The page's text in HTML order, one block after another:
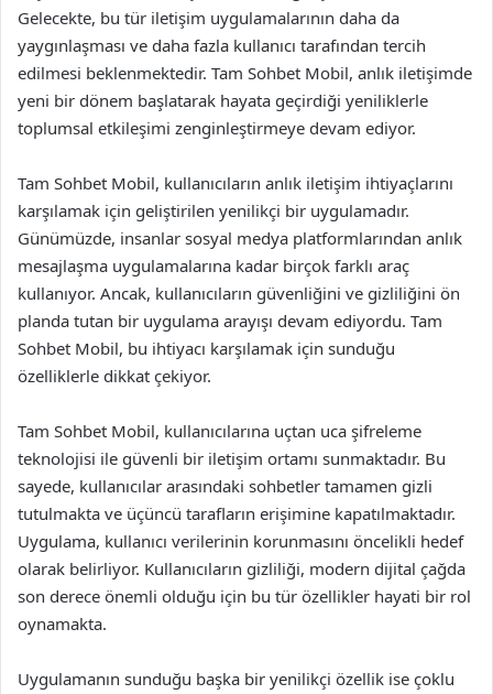
Gelecekte, bu tür iletişim uygulamalarının daha da
yaygınlaşması ve daha fazla kullanıcı tarafından tercih
edilmesi beklenmektedir. Tam Sohbet Mobil, anlık iletişimde
yeni bir dönem başlatarak hayata geçirdiği yeniliklerle
toplumsal etkileşimi zenginleştirmeye devam ediyor.
Tam Sohbet Mobil, kullanıcıların anlık iletişim ihtiyaçlarını
karşılamak için geliştirilen yenilikçi bir uygulamadır.
Günümüzde, insanlar sosyal medya platformlarından anlık
mesajlaşma uygulamalarına kadar birçok farklı araç
kullanıyor. Ancak, kullanıcıların güvenliğini ve gizliliğini ön
planda tutan bir uygulama arayışı devam ediyordu. Tam
Sohbet Mobil, bu ihtiyacı karşılamak için sunduğu
özelliklerle dikkat çekiyor.
Tam Sohbet Mobil, kullanıcılarına uçtan uca şifreleme
teknolojisi ile güvenli bir iletişim ortamı sunmaktadır. Bu
sayede, kullanıcılar arasındaki sohbetler tamamen gizli
tutulmakta ve üçüncü tarafların erişimine kapatılmaktadır.
Uygulama, kullanıcı verilerinin korunmasını öncelikli hedef
olarak belirliyor. Kullanıcıların gizliliği, modern dijital çağda
son derece önemli olduğu için bu tür özellikler hayati bir rol
oynamakta.
Uygulamanın sunduğu başka bir yenilikçi özellik ise çoklu